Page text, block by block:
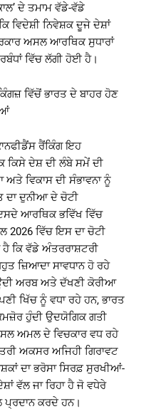
ਦੇ ਤਮਾਮ ਵੱਡੇ-ਵੱਡੇ
ਵਿਦੇਸ਼ੀ ਨਿਵੇਸ਼ਕ ਦੂਜੇ ਦੇਸ਼ਾਂ
ਅਸਲ ਆਰਥਿਕ ਸੁਧਾਰਾਂ
ਵਿੱਚ ਲੱਗੀ ਹੋਈ ਹੈ।
ਵਿੱਚੋਂ ਭਾਰਤ ਦੇ ਬਾਹਰ ਹੋਣ
ਰੈਂਕਿੰਗ ਇਹ
ਕਿਸੇ ਦੇਸ਼ ਦੀ ਲੰਬੇ ਸਮੇਂ ਦੀ
ਅਤੇ ਵਿਕਾਸ ਦੀ ਸੰਭਾਵਨਾ ਨੂੰ
ਦਾ ਦੁਨੀਆ ਦੇ ਚੋਟੀ
ਆਰਥਿਕ ਭਵਿੱਖ ਵਿੱਚ
2026 ਵਿੱਚ ਇਸ ਦਾ ਚੋਟੀ
ਹੈ ਕਿ ਵੱਡੇ ਅੰਤਰਰਾਸ਼ਟਰੀ
ਜ਼ਿਆਦਾ ਸਾਵਧਾਨ ਹੋ ਰਹੇ
ਅਰਬ ਅਤੇ ਦੱਖਣੀ ਕੋਰੀਆ
ਖਿੱਚ ਨੂੰ ਵਧਾ ਰਹੇ ਹਨ, ਭਾਰਤ
ਹੁੰਦੀ ਉਦਯੋਗਿਕ ਗਤੀ
ਅਮਲ ਦੇ ਵਿਚਕਾਰ ਵਧ ਰਹੇ
ਅਕਸਰ ਅਜਿਹੀ ਗਿਰਾਵਟ
ਦਾ ਭਰੋਸਾ ਸਿਰਫ਼ ਸੁਰਖੀਆਂ-
ਵੱਲ ਜਾ ਰਿਹਾ ਹੈ ਜੋ ਵਧੇਰੇ
ਕਰਦੇ ਹਨ।